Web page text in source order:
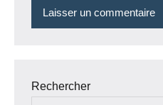
Rechercher